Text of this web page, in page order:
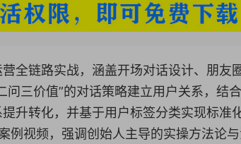
全链路实战，涵盖开场对话设计、朋友
问三价值”的对话策略建立用户关系，结
升转化，并基于用户标签分类实现标准
例视频，强调创始人主导的实操方法论与